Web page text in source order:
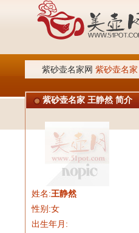
紫砂壶名家网 紫砂壶名
紫砂壶名家 王静然 简介
姓名:王静然
性别:女
出生年月: